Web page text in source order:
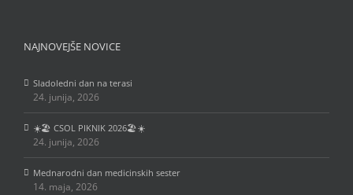
NAJNOVEJŠE NOVICE
Sladoledni dan na terasi
24. junija, 2026
☀️🏖️ CSOL PIKNIK 2026🏖️☀️
24. junija, 2026
Mednarodni dan medicinskih sester
14. maja, 2026